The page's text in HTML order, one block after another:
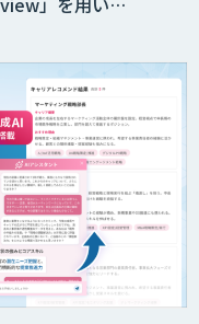
ィング伴走支援サービ
タ分析・画像認識）